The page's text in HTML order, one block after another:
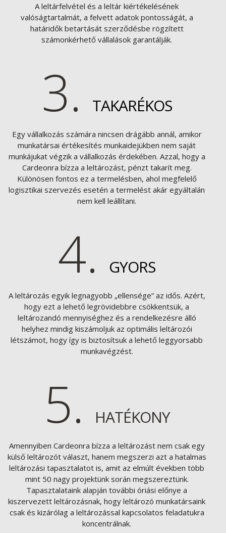
A leltárfelvétel és a leltár kiértékelésének
valóságtartalmát, a felvett adatok pontosságát, a
határidők betartását szerződésbe rögzített
számonkérhető vállalások garantálják.
3. TAKARÉKOS
Egy vállalkozás számára nincsen drágább annál, amikor
munkatársai értékesítés munkaidejükben nem saját
munkájukat végzik a vállalkozás érdekében. Azzal, hogy a
Cardeonra bízza a leltározást, pénzt takarít meg.
Különösen fontos ez a termelésben, ahol megfelelő
logisztikai szervezés esetén a termelést akár egyáltalán
nem kell leállítani.
4. GYORS
A leltározás egyik legnagyobb „ellensége” az idős. Azért,
hogy ezt a lehető legrövidebbre csökkentsük, a
leltározandó mennyiséghez és a rendelkezésre álló
helyhez mindig kiszámoljuk az optimális leltározói
létszámot, hogy így is biztosítsuk a lehető leggyorsabb
munkavégzést.
5. HATÉKONY
Amennyiben Cardeonra bízza a leltározást nem csak egy
külső leltározót választ, hanem megszerzi azt a hatalmas
leltározási tapasztalatot is, amit az elmúlt években több
mint 50 nagy projektünk során megszereztünk.
Tapasztalataink alapján további óriási előnye a
kiszervezett leltározásnak, hogy leltározó munkatársaink
csak és kizárólag a leltározással kapcsolatos feladatukra
koncentrálnak.